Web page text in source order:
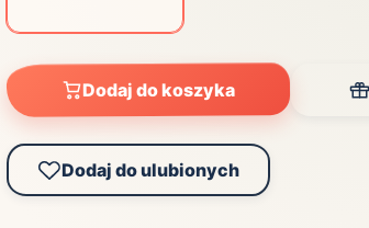
Dodaj do koszyka
Dodaj do ulubionych